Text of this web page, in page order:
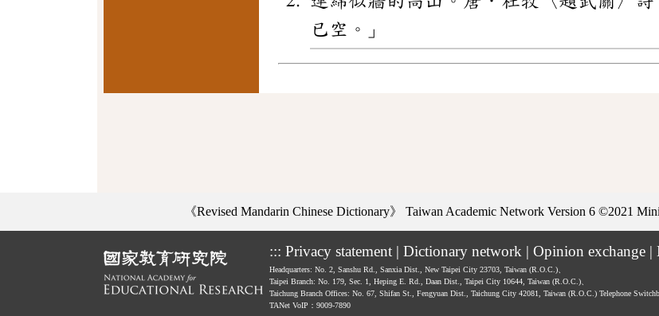
已空。」
《Revised Mandarin Chinese Dictionary》 Taiwan Academic Network Version 6 ©2021
::: Privacy statement | Dictionary network | Opinion exchange |
Headquarters: No. 2, Sanshu Rd., Sanxia Dist., New Taipei City 23703, Taiwan (R.O.C.)、
Taipei Branch: No. 179, Sec. 1, Heping E. Rd., Daan Dist., Taipei City 10644, Taiwan (R.O.C.)、
Taichung Branch Offices: No. 67, Shifan St., Fengyuan Dist., Taichung City 42081, Taiwan (R.O.C.) Telephone
TANet VoIP：9009-7890